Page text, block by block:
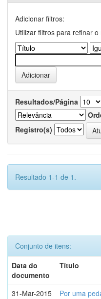
Adicionar filtros:
Utilizar filtros para refinar
Resultados/Página
Registro(s)
Resultado 1-1 de 1.
Conjunto de itens:
Data do
documento
Título
31-Mar-2015
Por uma